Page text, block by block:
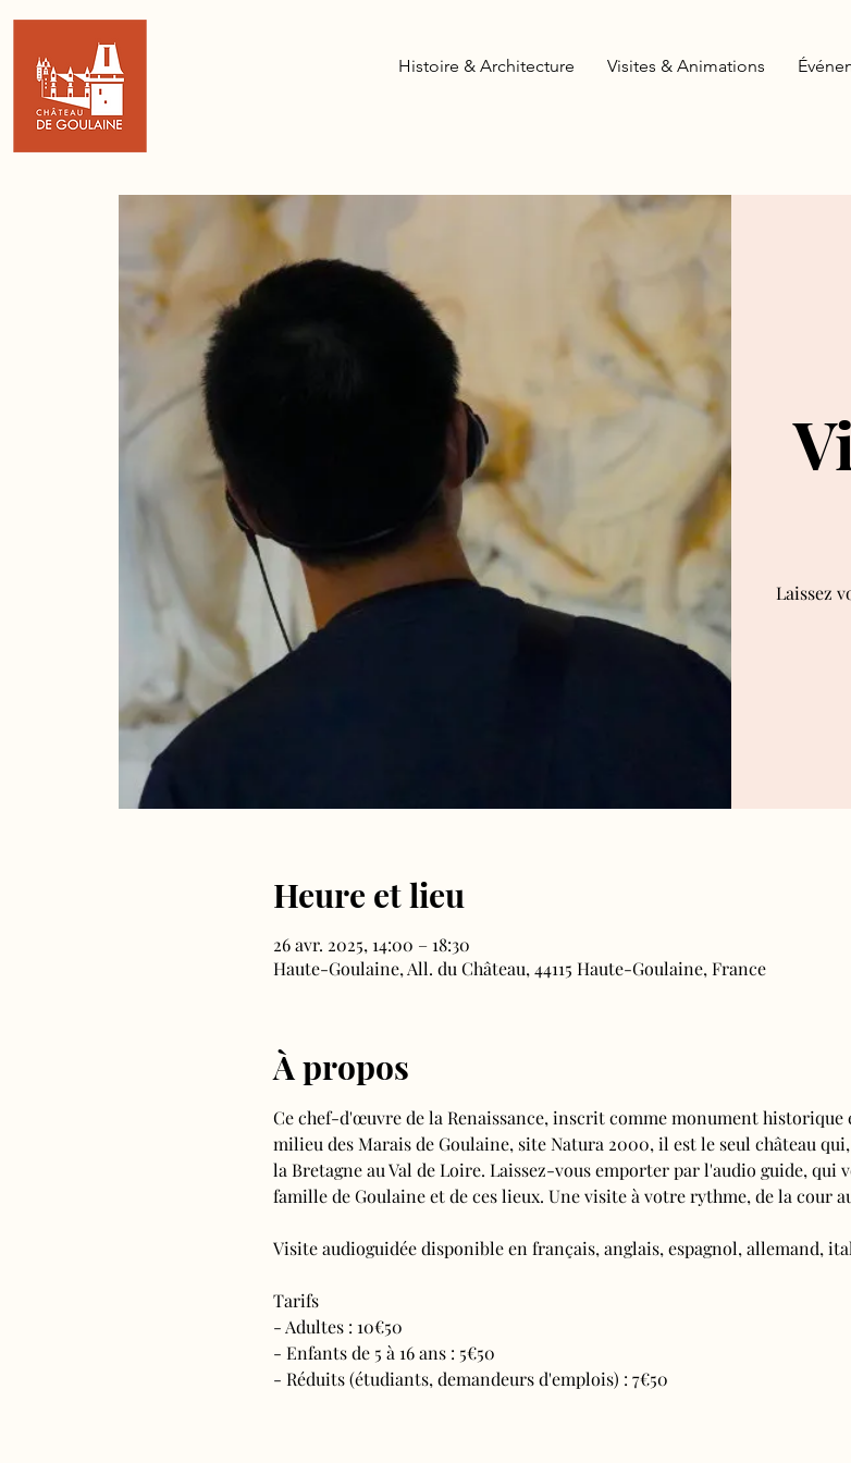
Histoire & Architecture Visites & Animations
Laissez
Heure et lieu
26 avr. 2025, 14:00 – 18:30
Haute-Goulaine, All. du Château, 44115 Haute-Goulaine, France
À propos
Ce chef-d'œuvre de la Renaissance, inscrit comme monument historique
milieu des Marais de Goulaine, site Natura 2000, il est le seul château
la Bretagne au Val de Loire. Laissez-vous emporter par l'audio guide,
famille de Goulaine et de ces lieux. Une visite à votre rythme, de la cour
Visite audioguidée disponible en français, anglais, espagnol, allemand,
Tarifs
- Adultes : 10€50
- Enfants de 5 à 16 ans : 5€50
- Réduits (étudiants, demandeurs d'emplois) : 7€50